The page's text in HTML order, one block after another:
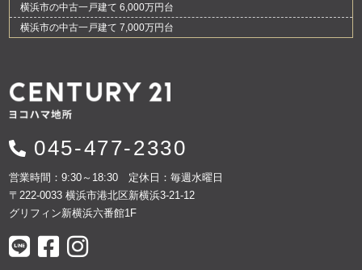
横浜市の中古一戸建て 6,000万円台
横浜市の中古一戸建て 7,000万円台
045-477-2330
営業時間：9:30～18:30 定休日：毎週水曜日
〒222-0033 横浜市港北区新横浜3-21-12
グリフィン新横浜六番館1F